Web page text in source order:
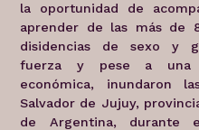
la oportunidad de
aprender de las más de
disidencias de sexo y
fuerza y pese a una
económica, inundaron
Salvador de Jujuy,
de Argentina, durante